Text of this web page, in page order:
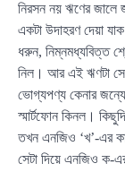
নিরসন নয় ঋণের জালে
একটা উদাহরণ দেয়া
ধরুন, নিম্নমধ্যবিত্ত
নিল। আর এই ঋণটা সে
ভোগ্যপণ্য কেনার
স্মার্টফোন কিনল।
তখন এনজিও ‘খ’-এর
সেটা দিয়ে এনজিও ক-